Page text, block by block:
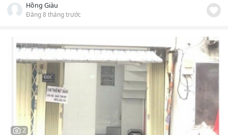
Hồng Giàu
Đăng 8 tháng trước
2